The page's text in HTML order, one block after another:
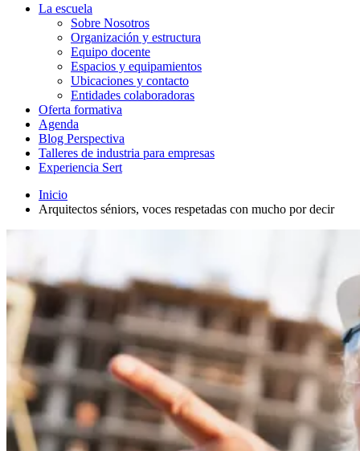
La escuela
Sobre Nosotros
Organización y estructura
Equipo docente
Espacios y equipamientos
Ubicaciones y contacto
Entidades colaboradoras
Oferta formativa
Agenda
Blog Perspectiva
Talleres de industria para empresas
Experiencia Sert
Inicio
Arquitectos séniors, voces respetadas con mucho por decir